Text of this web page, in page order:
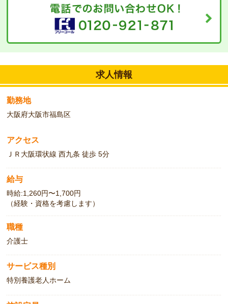
求人情報
勤務地
大阪府大阪市福島区
アクセス
ＪＲ大阪環状線 西九条 徒歩 5分
給与
時給:1,260円〜1,700円
（経験・資格を考慮します）
職種
介護士
サービス種別
特別養護老人ホーム